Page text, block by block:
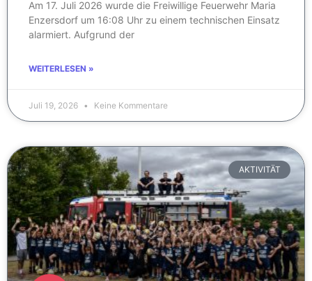
Am 17. Juli 2026 wurde die Freiwillige Feuerwehr Maria
Enzersdorf um 16:08 Uhr zu einem technischen Einsatz
alarmiert. Aufgrund der
WEITERLESEN »
Juli 19, 2026 Keine Kommentare
AKTIVITÄT